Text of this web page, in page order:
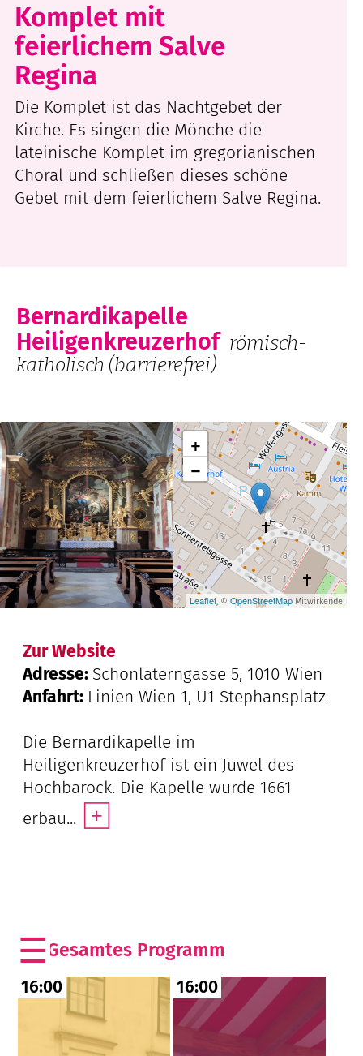
Bernardikapelle
Heiligenkreuzerhof römisch-
katholisch (barrierefrei)
Komplet mit
feierlichem Salve
Regina
Die Komplet ist das Nachtgebet der
Kirche. Es singen die Mönche die
lateinische Komplet im gregorianischen
Choral und schließen dieses schöne
Gebet mit dem feierlichem Salve Regina.
gesamte Programm dieser Kirche
16:00 16:00
+
−
Leaflet, © OpenStreetMapMitwirkende
Zur Website
Adresse: Schönlaterngasse 5, 1010 Wien
Anfahrt: Linien Wien 1, U1 Stephansplatz
Die Bernardikapelle im
Heiligenkreuzerhof ist ein Juwel des
Hochbarock. Die Kapelle wurde 1661
erbau...
+